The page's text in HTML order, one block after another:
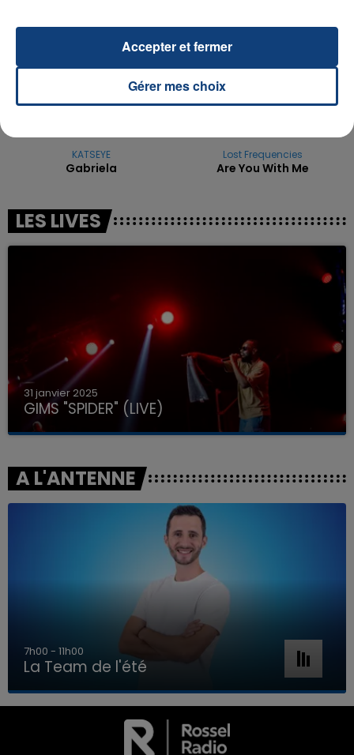
LA TEAM DE L'ÉTÉ
KATSEYE
Gabriela
Lost Frequencies
Are You With Me
LES LIVES
31 janvier 2025
GIMS "SPIDER" (LIVE)
A L'ANTENNE
7h00 - 11h00
La Team de l'été
Gérer mes choix
Accepter et fermer